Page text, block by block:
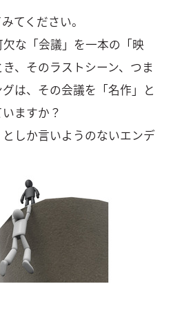
てください。
な「会議」を一本の「映
、そのラストシーン、つま
は、その会議を「名作」と
ますか？
しか言いようのないエンデ